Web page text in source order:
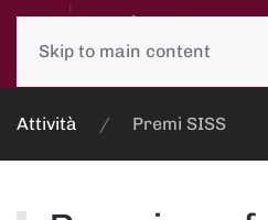
Skip to main content
Attività Premi SISS